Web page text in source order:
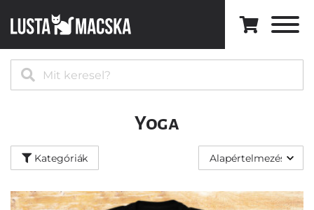
Yoga
Kategóriák
Kategóriák
Minden
modell
⚡️
Best
Sellers
Művészet